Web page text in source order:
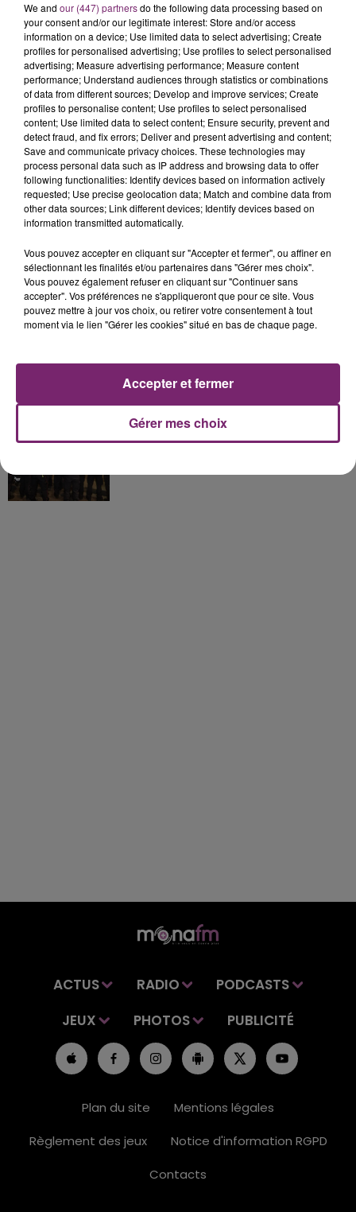
La Bulle - Guinguette éphémère
de Frelinghien !
éclipse solaire du 12 Août 2026
158 pompiers de la région sont
partis hier soir pour la Gironde
ACTUS RADIO
PODCASTS
JEUX
PHOTOS PUBLICITÉ
Plan du site
Mentions légales
Règlement des jeux
Notice d'information RGPD
Contacts
We and our (447) partnersdo the following data processing based on
your consent and/or our legitimate interest: Store and/or access
information on a device; Use limited data to select advertising; Create
profiles for personalised advertising; Use profiles to select personalised
advertising; Measure advertising performance; Measure content
performance; Understand audiences through statistics or combinations
of data from different sources; Develop and improve services; Create
profiles to personalise content; Use profiles to select personalised
content; Use limited data to select content; Ensure security, prevent and
detect fraud, and fix errors; Deliver and present advertising and content;
Save and communicate privacy choices. These technologies may
process personal data such as IP address and browsing data to offer
following functionalities: Identify devices based on information actively
requested; Use precise geolocation data; Match and combine data from
other data sources; Link different devices; Identify devices based on
information transmitted automatically.
Vous pouvez accepter en cliquant sur "Accepter et fermer", ou affiner en
sélectionnant les finalités et/ou partenaires dans "Gérer mes choix".
Vous pouvez également refuser en cliquant sur "Continuer sans
accepter". Vos préférences ne s'appliqueront que pour ce site. Vous
pouvez mettre à jour vos choix, ou retirer votre consentement à tout
moment via le lien "Gérer les cookies" situé en bas de chaque page.
Gérer mes choix
Accepter et fermer